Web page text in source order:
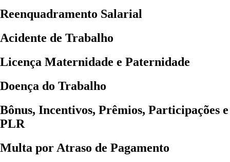
Reenquadramento Salarial
Acidente de Trabalho
Licença Maternidade e Paternidade
Doença do Trabalho
Bônus, Incentivos, Prêmios, Participações e
PLR
Multa por Atraso de Pagamento